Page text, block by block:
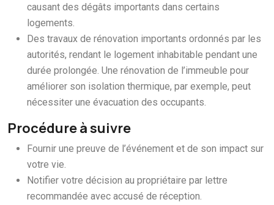
causant des dégâts importants dans certains
logements.
Des travaux de rénovation importants ordonnés par les
autorités, rendant le logement inhabitable pendant une
durée prolongée. Une rénovation de l’immeuble pour
améliorer son isolation thermique, par exemple, peut
nécessiter une évacuation des occupants.
Procédure à suivre
Fournir une preuve de l’événement et de son impact sur
votre vie.
Notifier votre décision au propriétaire par lettre
recommandée avec accusé de réception.